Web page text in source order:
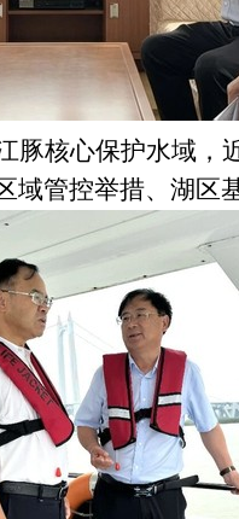
核心保护水域，
管控举措、湖区